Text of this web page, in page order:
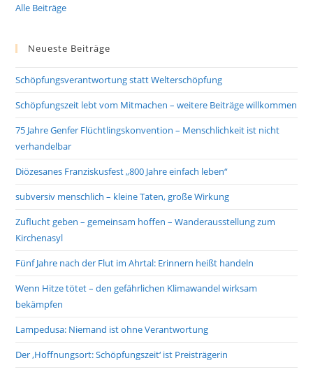
Alle Beiträge
Neueste Beiträge
Schöpfungsverantwortung statt Welterschöpfung
Schöpfungszeit lebt vom Mitmachen – weitere Beiträge willkommen
75 Jahre Genfer Flüchtlingskonvention – Menschlichkeit ist nicht
verhandelbar
Diözesanes Franziskusfest „800 Jahre einfach leben“
subversiv menschlich – kleine Taten, große Wirkung
Zuflucht geben – gemeinsam hoffen – Wanderausstellung zum
Kirchenasyl
Fünf Jahre nach der Flut im Ahrtal: Erinnern heißt handeln
Wenn Hitze tötet – den gefährlichen Klimawandel wirksam
bekämpfen
Lampedusa: Niemand ist ohne Verantwortung
Der ‚Hoffnungsort: Schöpfungszeit‘ ist Preisträgerin